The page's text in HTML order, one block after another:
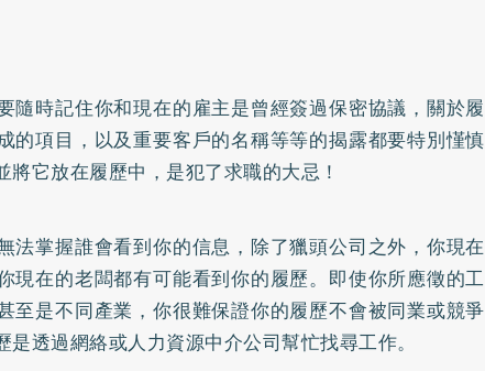
隨時記住你和現在的雇主是曾經簽過保密協議，關於履
的項目，以及重要客戶的名稱等等的揭露都要特別慬慎
它放在履歷中，是犯了求職的大忌！
法掌握誰會看到你的信息，除了獵頭公司之外，你現在
現在的老闆都有可能看到你的履歷。即使你所應徵的工
至是不同產業，你很難保證你的履歷不會被同業或競爭
透過網絡或人力資源中介公司幫忙找尋工作。